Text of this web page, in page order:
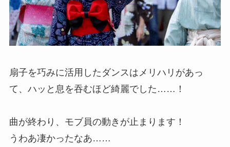
扇子を巧みに活用したダンスはメリハリがあっ
て、ハッと息を吞むほど綺麗でした……！
曲が終わり、モブ員の動きが止まります！
うわあ凄かったなあ……